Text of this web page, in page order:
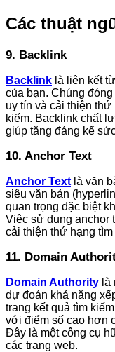
Các thuật
9. Backlink
Backlink là liên kết
của bạn. Chúng
uy tín và cải thiện
kiếm. Backlink chất
giúp tăng đáng kể
10. Anchor Text
Anchor Text là văn
siêu văn bản
quan trọng đặc biệt
Việc sử dụng anchor
cải thiện thứ hạng
11. Domain
Domain Authority
dự đoán khả năng
trang kết quả tìm
với điểm số cao hơn
Đây là một công cụ
các trang web.